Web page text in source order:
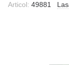
Articol: 49881